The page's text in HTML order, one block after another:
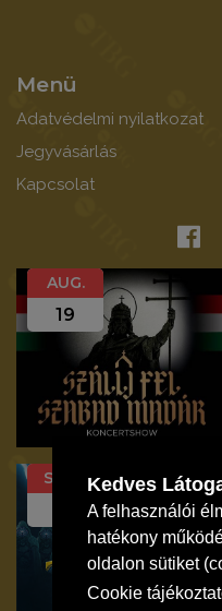
Kedves
A felhasználói
hatékony
oldalon sütiket
Cookie
Menü
Adatvédelmi nyilatkozat
Jegyvásárlás
Kapcsolat
AUG.
19
SZEP.